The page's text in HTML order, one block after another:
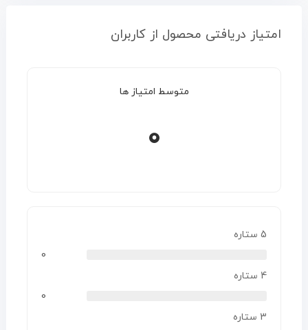
امتیاز دریافتی محصول از کاربران
متوسط امتیاز ها
0
5 ستاره
0
4 ستاره
0
3 ستاره